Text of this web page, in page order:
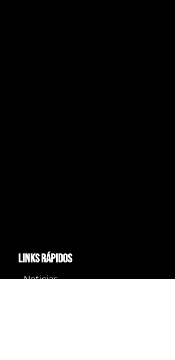
links rápidos
- Noticias